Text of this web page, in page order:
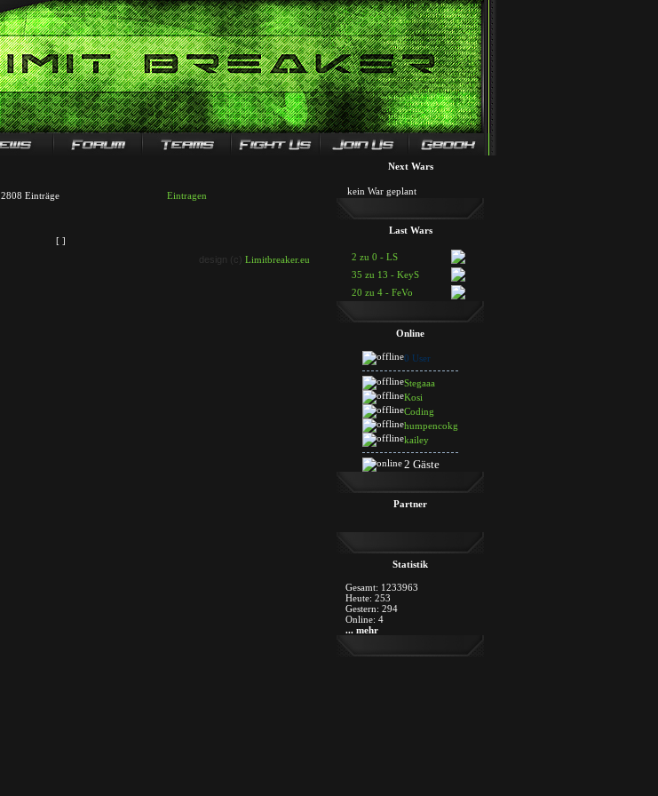
2808 Einträge Eintragen
[ ]
design (c) Limitbreaker.eu
Next Wars
kein War geplant
Last Wars
2 zu 0 - LS
35 zu 13 - KeyS
20 zu 4 - FeVo
Online
0 User
Stegaaa
Kosi
Coding
humpencokg
kailey
2 Gäste
Partner
Statistik
Gesamt: 1233963
Heute: 253
Gestern: 294
Online: 4
... mehr